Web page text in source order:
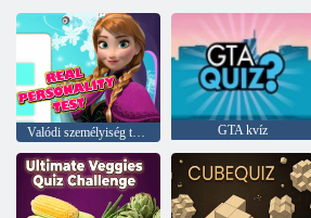
Valódi személyiség teszt GTA kvíz